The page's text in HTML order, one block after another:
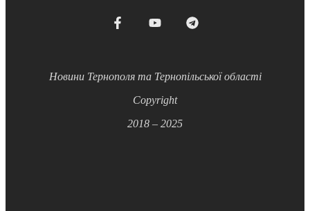
Новини Тернополя та Тернопільської області
Copyright
2018 – 2025